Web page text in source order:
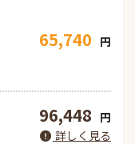
65,740 円
96,448 円
詳しく見る